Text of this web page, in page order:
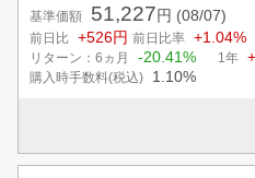
基準価額 51,227 円 (08/07)
前日比 +526円 前日比率 +1.04%
リターン：6ヵ月 -20.41% 1年
購入時手数料(税込) 1.10%